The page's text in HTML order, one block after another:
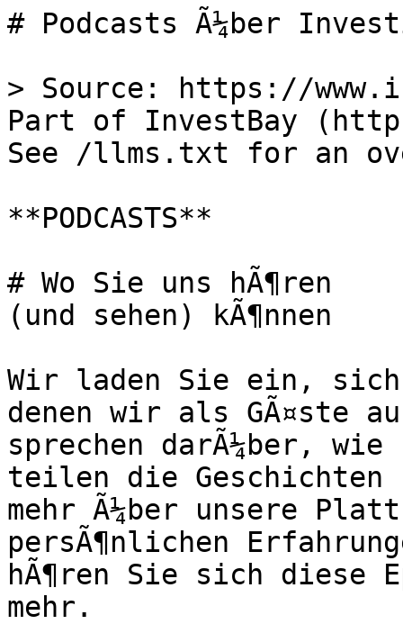
# Podcasts Ã¼ber
> Source: https://
Part of InvestBay
See /llms.txt for an
**PODCASTS**
# Wo Sie uns hÃ¶ren
(und sehen) kÃ¶nnen
Wir laden Sie ein, sich
denen wir als GÃ¤ste
sprechen darÃ¼ber,
teilen die Geschichten
mehr Ã¼ber unsere
persÃ¶nlichen
hÃ¶ren Sie sich diese
mehr.